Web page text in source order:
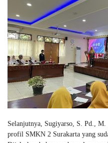
Selanjutnya, Sugiyarso, S. Pd., M.
profil SMKN 2 Surakarta yang